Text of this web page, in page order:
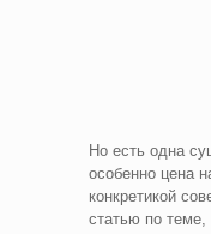
Но есть одна
особенно цена
конкретикой
статью по